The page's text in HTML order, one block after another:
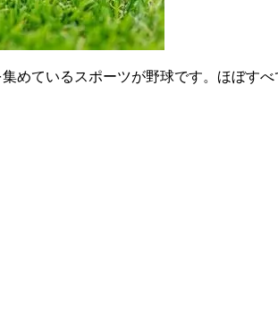
めているスポーツが野球です。ほぼす